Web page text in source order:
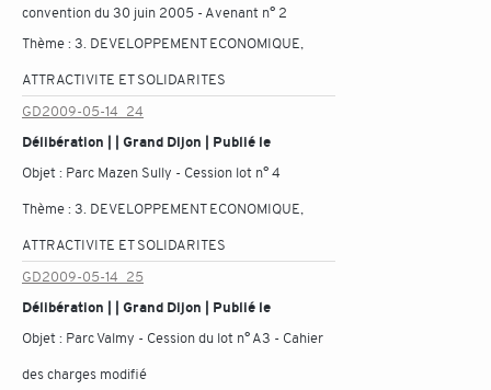
convention du 30 juin 2005 - Avenant n° 2
Thème :3. DEVELOPPEMENT ECONOMIQUE,
ATTRACTIVITE ET SOLIDARITES
GD2009-05-14_24
Délibération | | Grand Dijon | Publié le
Objet : Parc Mazen Sully - Cession lot n° 4
Thème :3. DEVELOPPEMENT ECONOMIQUE,
ATTRACTIVITE ET SOLIDARITES
GD2009-05-14_25
Délibération | | Grand Dijon | Publié le
Objet : Parc Valmy - Cession du lot n° A3 - Cahier
des charges modifié